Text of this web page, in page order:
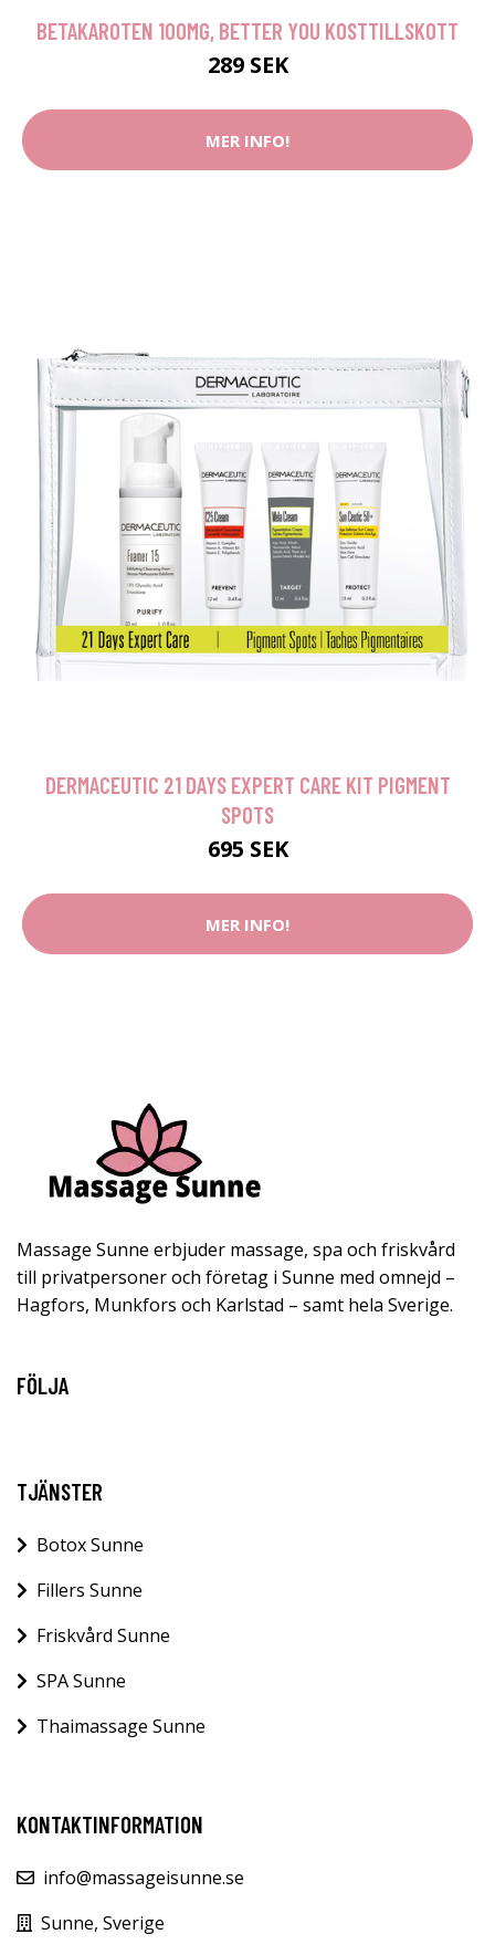
BETAKAROTEN 100MG, BETTER YOU KOSTTILLSKOTT
289 SEK
MER INFO!
DERMACEUTIC 21 DAYS EXPERT CARE KIT PIGMENT
SPOTS
695 SEK
MER INFO!
Massage Sunne erbjuder massage, spa och friskvård
till privatpersoner och företag i Sunne med omnejd –
Hagfors, Munkfors och Karlstad – samt hela Sverige.
FÖLJA
TJÄNSTER
Botox Sunne
Fillers Sunne
Friskvård Sunne
SPA Sunne
Thaimassage Sunne
KONTAKTINFORMATION
info@massageisunne.se
Sunne, Sverige